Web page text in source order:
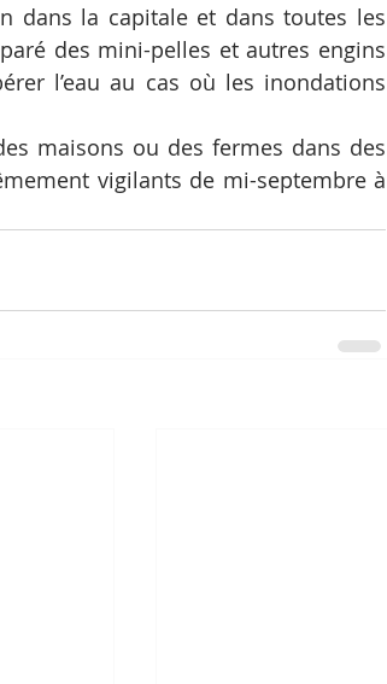
dans la capitale et dans toutes les
des mini-pelles et autres engins
l’eau au cas où les inondations
maisons ou des fermes dans des
vigilants de mi-septembre à